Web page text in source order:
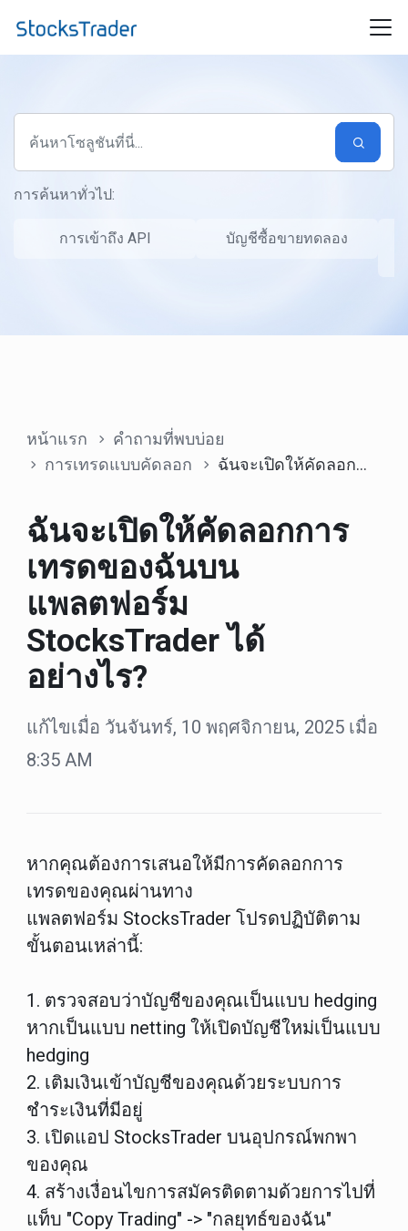
การค้นหาทั่วไป:
การเข้าถึง API บัญชีซื้อขายทดลอง
หน้าแรก
คำถามที่พบบ่อย
การเทรดแบบคัดลอก
ฉันจะเปิดให้คัดลอกการเทรดของฉันบนแพลตฟอร์ม StocksTrader ได้อย่างไร?
ฉันจะเปิดให้คัดลอกการ
เทรดของฉันบน
แพลตฟอร์ม
StocksTrader ได้
อย่างไร?
แก้ไขเมื่อ วันจันทร์, 10 พฤศจิกายน, 2025 เมื่อ
8:35 AM
หากคุณต้องการเสนอให้มีการคัดลอกการ
เทรดของคุณผ่านทาง
แพลตฟอร์ม StocksTrader โปรดปฏิบัติตาม
ขั้นตอนเหล่านี้:
1. ตรวจสอบว่าบัญชีของคุณเป็นแบบ hedging
หากเป็นแบบ netting ให้เปิดบัญชีใหม่เป็นแบบ
hedging
2. เติมเงินเข้าบัญชีของคุณด้วยระบบการ
ชำระเงินที่มีอยู่
3. เปิดแอป StocksTrader บนอุปกรณ์พกพา
ของคุณ
4. สร้างเงื่อนไขการสมัครติดตามด้วยการไปที่
แท็บ "Copy Trading" -> "กลยุทธ์ของฉัน"